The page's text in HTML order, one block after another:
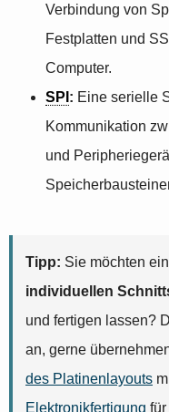
Verbindung von
Festplatten und
Computer.
SPI : Eine serielle
Kommunikation
und
Tipp: Sie möchten
individuellen
und fertigen lassen?
an, gerne
des Platinenlayouts
Elektronikfertigung für